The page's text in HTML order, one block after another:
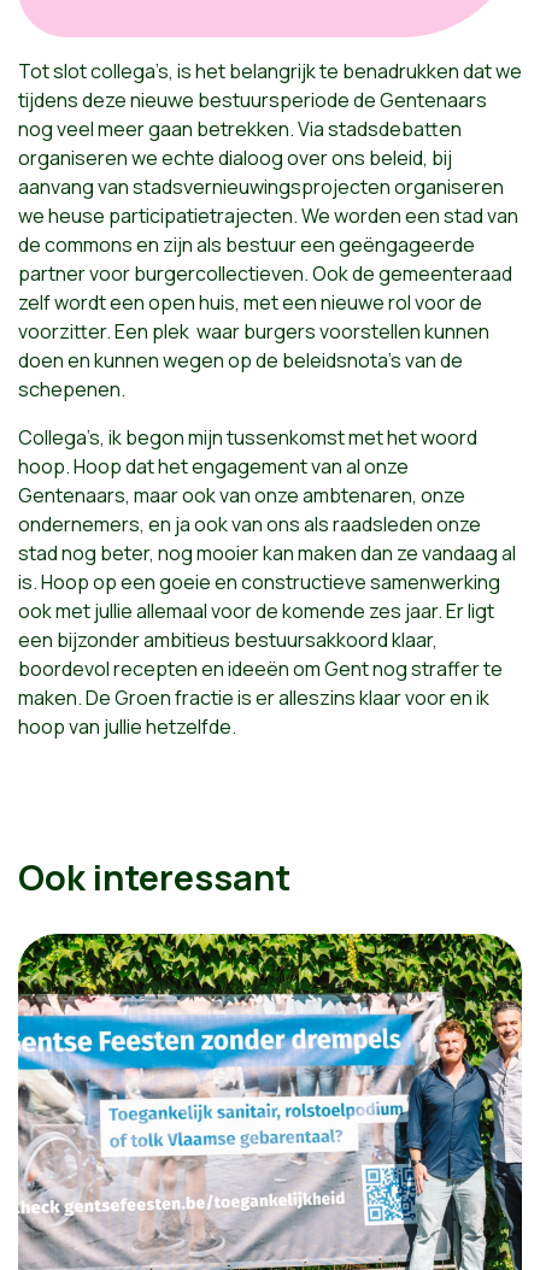
Tot slot collega’s, is het belangrijk te benadrukken dat we
tijdens deze nieuwe bestuursperiode de Gentenaars
nog veel meer gaan betrekken. Via stadsdebatten
organiseren we echte dialoog over ons beleid, bij
aanvang van stadsvernieuwingsprojecten organiseren
we heuse participatietrajecten. We worden een stad van
de commons en zijn als bestuur een geëngageerde
partner voor burgercollectieven. Ook de gemeenteraad
zelf wordt een open huis, met een nieuwe rol voor de
voorzitter. Een plek waar burgers voorstellen kunnen
doen en kunnen wegen op de beleidsnota’s van de
schepenen.
Collega’s, ik begon mijn tussenkomst met het woord
hoop. Hoop dat het engagement van al onze
Gentenaars, maar ook van onze ambtenaren, onze
ondernemers, en ja ook van ons als raadsleden onze
stad nog beter, nog mooier kan maken dan ze vandaag al
is. Hoop op een goeie en constructieve samenwerking
ook met jullie allemaal voor de komende zes jaar. Er ligt
een bijzonder ambitieus bestuursakkoord klaar,
boordevol recepten en ideeën om Gent nog straffer te
maken. De Groen fractie is er alleszins klaar voor en ik
hoop van jullie hetzelfde.
Ook interessant